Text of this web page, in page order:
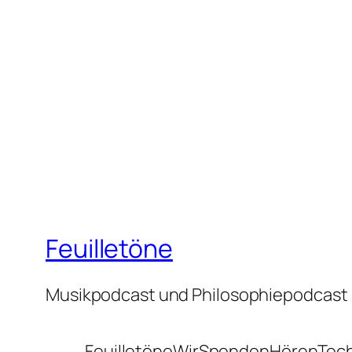
Feuilletöne
Musikpodcast und Philosophiepodcast